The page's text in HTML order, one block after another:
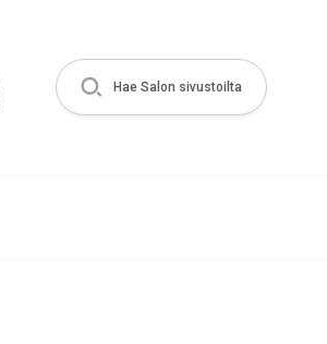
Hae Salon sivustoilta